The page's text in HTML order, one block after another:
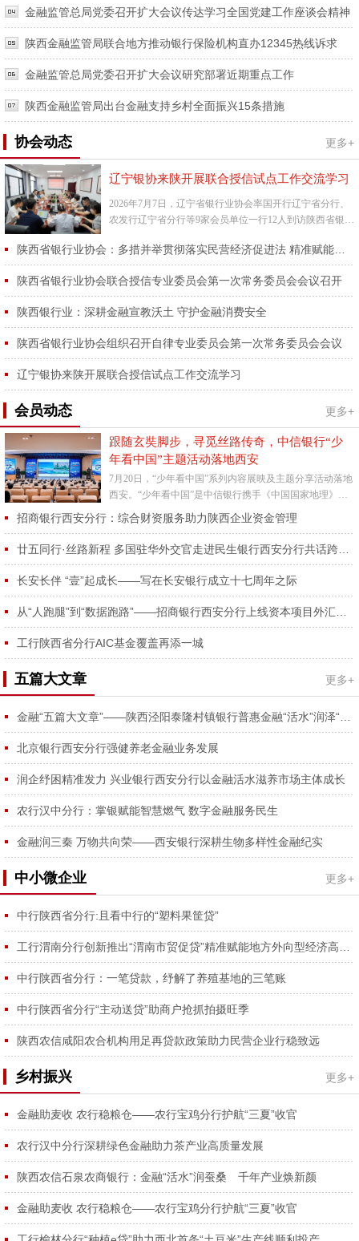
金融监管总局党委召开扩大会议传达学习全国党建工作座谈会精神
陕西金融监管局联合地方推动银行保险机构直办12345热线诉求
金融监管总局党委召开扩大会议研究部署近期重点工作
陕西金融监管局出台金融支持乡村全面振兴15条措施
协会动态 更多+
辽宁银协来陕开展联合授信试点工作交流学习
2026年7月7日，辽宁省银行业协会率国开行辽宁省分行、
农发行辽宁省分行等9家会员单位一行12人到访陕西省银行
行业协...
陕西省银行业协会联合授信专业委员会第一次常务委员会会议召开
陕西银行业：深耕金融宣教沃土 守护金融消费安全
陕西省银行业协会组织召开自律专业委员会第一次常务委员会会议
辽宁银协来陕开展联合授信试点工作交流学习
会员动态 更多+
跟随玄奘脚步，寻觅丝路传奇，中信银行“少
年看中国”主题活动落地西安
7月20日，“少年看中国”系列内容展映及主题分享活动落地
西安。“少年看中国”是中信银行携手《中国国家地理》杂
志社为亲子家庭特别打造的主题活动，旨在以精彩地理内
容...
招商银行西安分行：综合财资服务助力陕西企业资金管理
长安长伴 “壹”起成长——写在长安银行成立十七周年之际
工行陕西省分行AIC基金覆盖再添一城
五篇大文章 更多+
北京银行西安分行强健养老金融业务发展
润企纾困精准发力 兴业银行西安分行以金融活水滋养市场主体成长
农行汉中分行：掌银赋能智慧燃气 数字金融服务民生
金融润三秦 万物共向荣——西安银行深耕生物多样性金融纪实
中小微企业 更多+
中行陕西省分行:且看中行的“塑料果筐贷”
中行陕西省分行：一笔贷款，纾解了养殖基地的三笔账
中行陕西省分行“主动送贷”助商户抢抓拍摄旺季
陕西农信咸阳农合机构用足再贷款政策助力民营企业行稳致远
乡村振兴 更多+
金融助麦收 农行稳粮仓——农行宝鸡分行护航“三夏”收官
农行汉中分行深耕绿色金融助力茶产业高质量发展
陕西农信石泉农商银行：金融“活水”润蚕桑 千年产业焕新颜
金融助麦收 农行稳粮仓——农行宝鸡分行护航“三夏”收官